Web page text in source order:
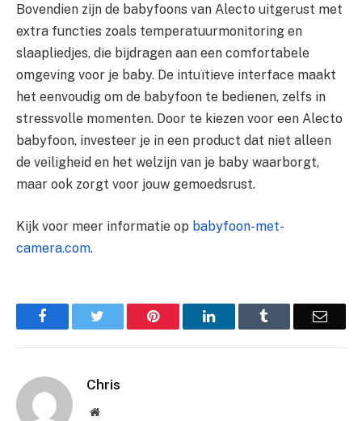
Bovendien zijn de babyfoons van Alecto uitgerust met
extra functies zoals temperatuurmonitoring en
slaapliedjes, die bijdragen aan een comfortabele
omgeving voor je baby. De intuïtieve interface maakt
het eenvoudig om de babyfoon te bedienen, zelfs in
stressvolle momenten. Door te kiezen voor een Alecto
babyfoon, investeer je in een product dat niet alleen
de veiligheid en het welzijn van je baby waarborgt,
maar ook zorgt voor jouw gemoedsrust.
Kijk voor meer informatie op babyfoon-met-
camera.com.
Facebook Pinterest LinkedIn Email
Chris
Website